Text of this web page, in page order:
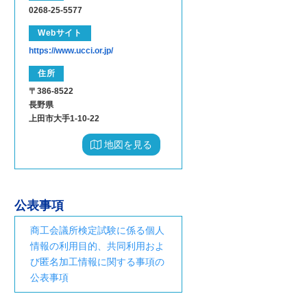
0268-25-5577
Webサイト
https://www.ucci.or.jp/
住所
〒386-8522
長野県
上田市大手1-10-22
地図を見る
公表事項
商工会議所検定試験に係る個人
情報の利用目的、共同利用およ
び匿名加工情報に関する事項の
公表事項